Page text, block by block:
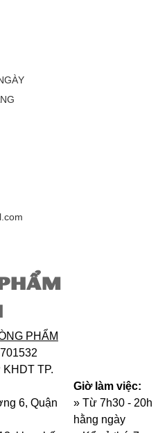
cho quý khách là hàng mới
đai nguyên kiện.
đối với nhà sản xuất hoặc
phẩm bị lỗi hoặc hỏng hóc
PHẨM
TP.
6, Quận
Giờ làm việc:
» Từ 7h30 - 20h
hằng ngày